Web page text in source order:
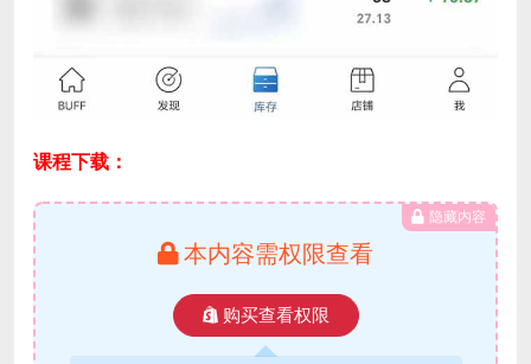
课程下载：
隐藏内容
本内容需权限查看
购买查看权限